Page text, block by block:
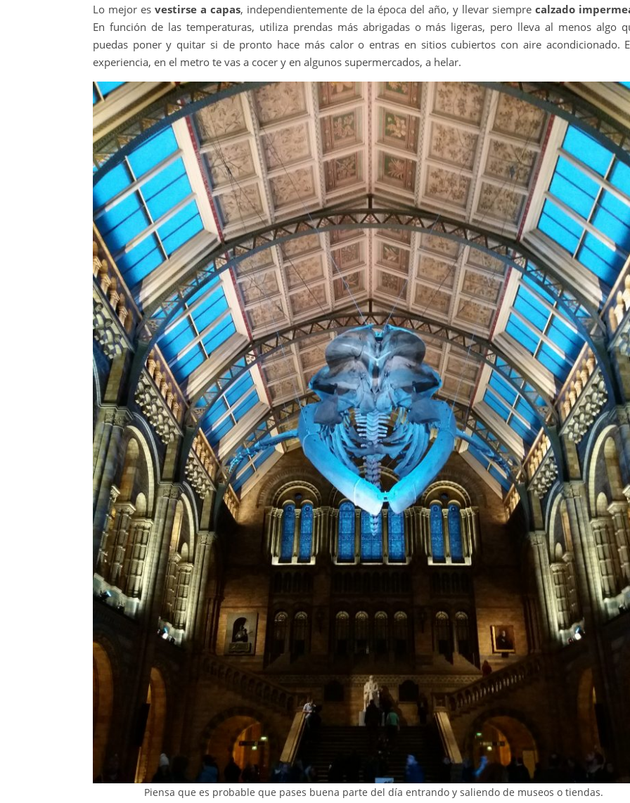
Lo mejor es vestirse a capas, independientemente de la época del año, y llevar siemprecalzado
En función de las temperaturas, utiliza prendas más abrigadas o más ligeras, pero lleva al menos algo
puedas poner y quitar si de pronto hace más calor o entras en sitios cubiertos con aire acondicionado.
experiencia, en el metro te vas a cocer y en algunos supermercados, a helar.
Piensa que es probable que pases buena parte del día entrando y saliendo de museos o tiendas.